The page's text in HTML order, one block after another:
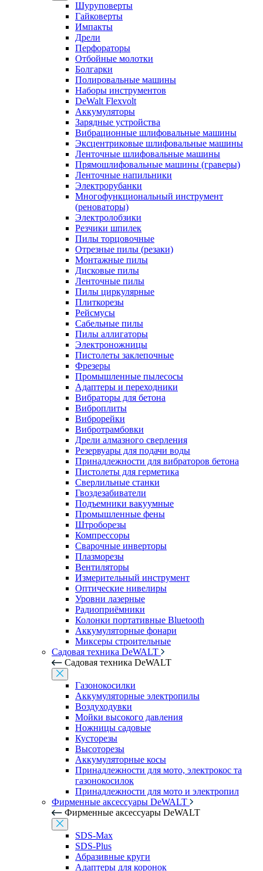
Шуруповерты
Гайковерты
Импакты
Дрели
Перфораторы
Отбойные молотки
Болгарки
Полировальные машины
Наборы инструментов
DeWalt Flexvolt
Аккумуляторы
Зарядные устройства
Вибрационные шлифовальные машины
Эксцентриковые шлифовальные машины
Ленточные шлифовальные машины
Прямошлифовальные машины (граверы)
Ленточные напильники
Электрорубанки
Многофункциональный инструмент
(реноваторы)
Электролобзики
Резчики шпилек
Пилы торцовочные
Отрезные пилы (резаки)
Монтажные пилы
Дисковые пилы
Ленточные пилы
Пилы циркулярные
Плиткорезы
Рейсмусы
Сабельные пилы
Пилы аллигаторы
Электроножницы
Пистолеты заклепочные
Фрезеры
Промышленные пылесосы
Адаптеры и переходники
Вибраторы для бетона
Виброплиты
Виброрейки
Вибротрамбовки
Дрели алмазного сверления
Резервуары для подачи воды
Принадлежности для вибраторов бетона
Пистолеты для герметика
Сверлильные станки
Гвоздезабиватели
Подъемники вакуумные
Промышленные фены
Штроборезы
Компрессоры
Сварочные инверторы
Плазморезы
Вентиляторы
Измерительный инструмент
Оптические нивелиры
Уровни лазерные
Радиоприёмники
Колонки портативные Bluetooth
Аккумуляторные фонари
Миксеры строительные
Садовая техника DeWALT
Садовая техника DeWALT
Газонокосилки
Аккумуляторные электропилы
Воздуходувки
Мойки высокого давления
Ножницы садовые
Кусторезы
Высоторезы
Аккумуляторные косы
Принадлежности для мото, электрокос та
газонокосилок
Принадлежности для мото и электропил
Фирменные аксессуары DeWALT
Фирменные аксессуары DeWALT
SDS-Max
SDS-Plus
Абразивные круги
Адаптеры для коронок